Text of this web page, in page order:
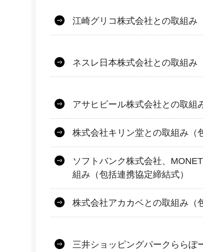
江崎グリコ株式会社との取組み
ネスレ日本株式会社との取組み
アサヒビール株式会社との取組
株式会社キリン堂との取組み（
ソフトバンク株式会社、
組み（包括連携協定締結式）
株式会社アカカベとの取組み（
三井ショッピングパークららぽ